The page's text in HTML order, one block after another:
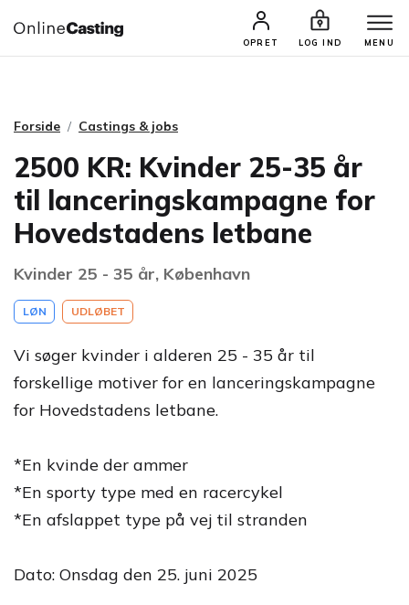
OPRET LOG IND MENU
CASTINGS & JOBS SØG PROFIL
Forside Castings & jobs
2500 KR: Kvinder 25-35 år
til lanceringskampagne for
Hovedstadens letbane
Kvinder 25 - 35 år, København
LØN UDLØBET
Vi søger kvinder i alderen 25 - 35 år til
forskellige motiver for en lanceringskampagne
for Hovedstadens letbane.
*En kvinde der ammer
*En sporty type med en racercykel
*En afslappet type på vej til stranden
Dato: Onsdag den 25. juni 2025